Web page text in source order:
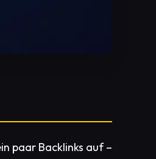
paar Backlinks auf –